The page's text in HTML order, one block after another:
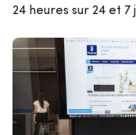
24 heures sur 24 et 7